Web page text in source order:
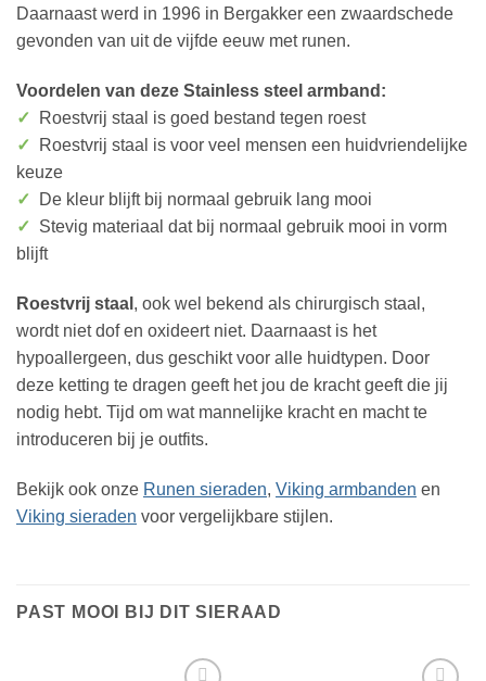
Daarnaast werd in 1996 in Bergakker een zwaardschede
gevonden van uit de vijfde eeuw met runen.
Voordelen van deze Stainless steel armband:
✓
Roestvrij staal is goed bestand tegen roest
✓
Roestvrij staal is voor veel mensen een huidvriendelijke
keuze
✓
De kleur blijft bij normaal gebruik lang mooi
✓ Stevig materiaal dat bij normaal gebruik mooi in vorm
blijft
Roestvrij staal , ook wel bekend als chirurgisch staal,
wordt niet dof en oxideert niet. Daarnaast is het
hypoallergeen, dus geschikt voor alle huidtypen. Door
deze ketting te dragen geeft het jou de kracht geeft die jij
nodig hebt. Tijd om wat mannelijke kracht en macht te
introduceren bij je outfits.
Bekijk ook onze Runen sieraden, Viking armbanden en
Viking sieraden voor vergelijkbare stijlen.
PAST MOOI BIJ DIT SIERAAD